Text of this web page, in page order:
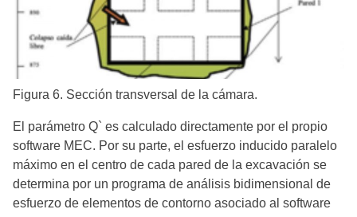
Figura 6. Sección transversal de la cámara.
El parámetro Q` es calculado directamente por el propio
software MEC. Por su parte, el esfuerzo inducido paralelo
máximo en el centro de cada pared de la excavación se
determina por un programa de análisis bidimensional de
esfuerzo de elementos de contorno asociado al software